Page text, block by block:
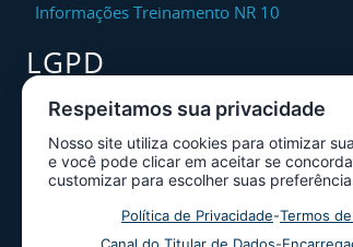
Informações Treinamento NR 10
LGPD
Encarregado DPO
Canal de Atendimento ao Titular dos
Dados
Política de Privacidade
Respeitamos sua privacidade
Nosso site utiliza cookies para otimizar
e você pode clicar em aceitar se
customizar para escolher suas
Política de Privacidade-Termos